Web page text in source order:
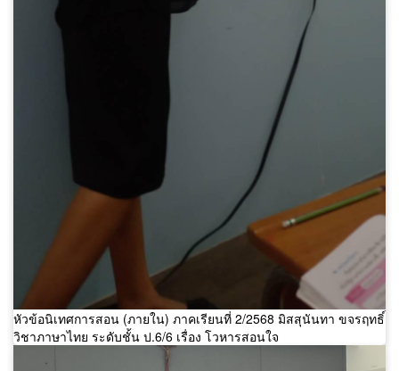
หัวข้อนิเทศการสอน (ภายใน) ภาคเรียนที่ 2/2568 มิสสุนันทา ขจรฤทธิ์
วิชาภาษาไทย ระดับชั้น ป.6/6 เรื่อง โวหารสอนใจ